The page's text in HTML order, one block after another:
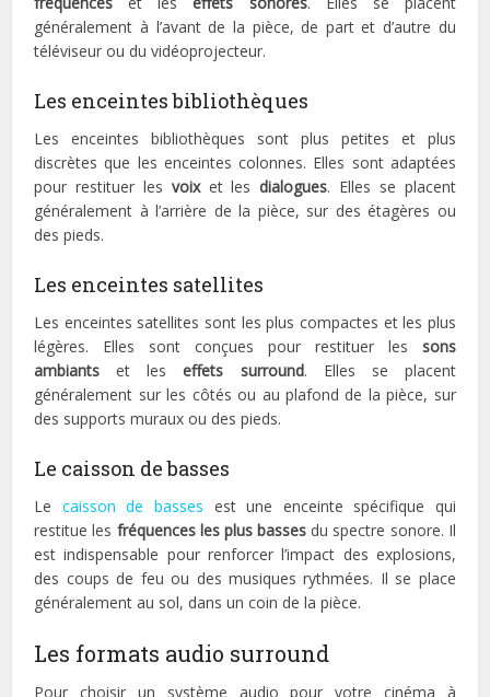
généralement à l’avant de la pièce, de part et d’autre du
téléviseur ou du vidéoprojecteur.
Les enceintes bibliothèques
Les enceintes bibliothèques sont plus petites et plus
discrètes que les enceintes colonnes. Elles sont adaptées
pour restituer les voixet lesdialogues. Elles se placent
généralement à l’arrière de la pièce, sur des étagères ou
des pieds.
Les enceintes satellites
Les enceintes satellites sont les plus compactes et les plus
légères. Elles sont conçues pour restituer les sons
ambiants et leseffets surround. Elles se placent
généralement sur les côtés ou au plafond de la pièce, sur
des supports muraux ou des pieds.
Le caisson de basses
Le caisson de basses est une enceinte spécifique qui
restitue les fréquences les plus basses du spectre sonore. Il
est indispensable pour renforcer l’impact des explosions,
des coups de feu ou des musiques rythmées. Il se place
généralement au sol, dans un coin de la pièce.
Les formats audio surround
Pour choisir un système audio pour votre cinéma à